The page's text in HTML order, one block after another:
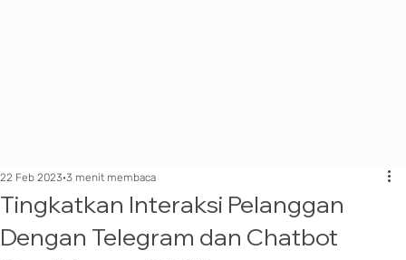
Tingkatkan Interaksi Pelanggan
Dengan Telegram dan Chatbot
22 Feb 2023 3 menit membaca